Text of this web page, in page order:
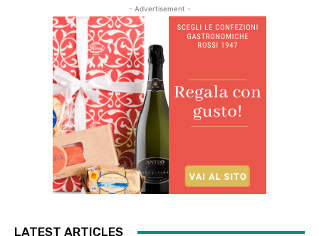
- Advertisement -
LATEST ARTICLES